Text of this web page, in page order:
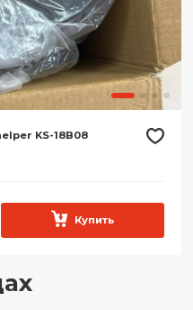
KS-18B08
Купить